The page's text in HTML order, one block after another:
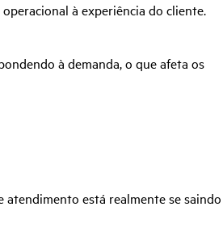
à experiência do cliente.
à demanda, o que afeta os
atendimento está realmente se saindo